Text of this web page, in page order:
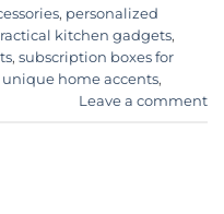
, personalized
kitchen gadgets,
, subscription boxes for
unique home accents,
Leave a comment